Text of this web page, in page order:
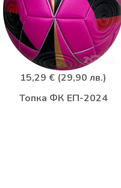
15,29 € (29,90 лв.)
Топка ФК ЕП-2024